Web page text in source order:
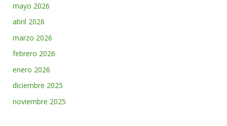
mayo 2026
abril 2026
marzo 2026
febrero 2026
enero 2026
diciembre 2025
noviembre 2025